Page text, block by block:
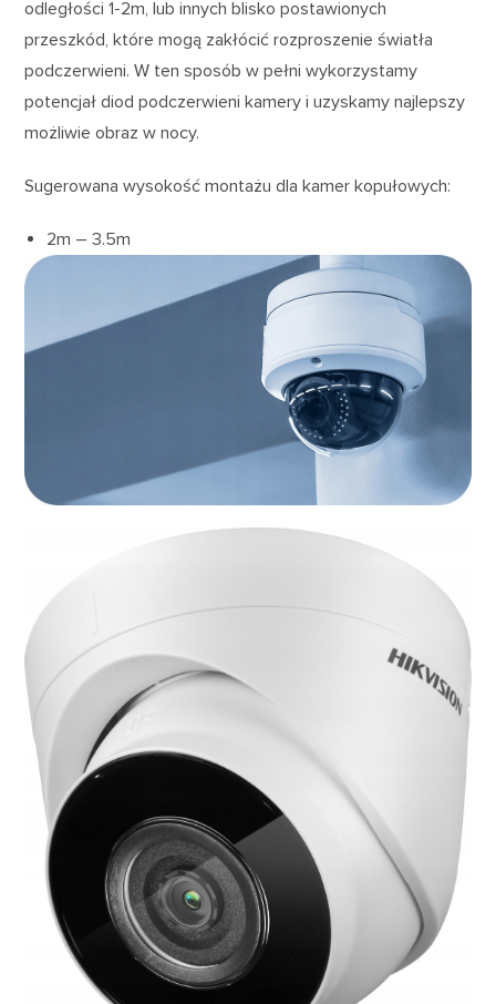
odległości 1-2m, lub innych blisko postawionych
przeszkód, które mogą zakłócić rozproszenie światła
podczerwieni. W ten sposób w pełni wykorzystamy
potencjał diod podczerwieni kamery i uzyskamy najlepszy
możliwie obraz w nocy.
Sugerowana wysokość montażu dla kamer kopułowych:
2m – 3.5m